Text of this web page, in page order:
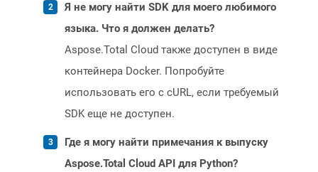
Я не могу найти SDK для моего любимого
языка. Что я должен делать?
Aspose.Total Cloud также доступен в виде
контейнера Docker. Попробуйте
использовать его с cURL, если требуемый
SDK еще не доступен.
Где я могу найти примечания к выпуску
Aspose.Total Cloud API для Python?